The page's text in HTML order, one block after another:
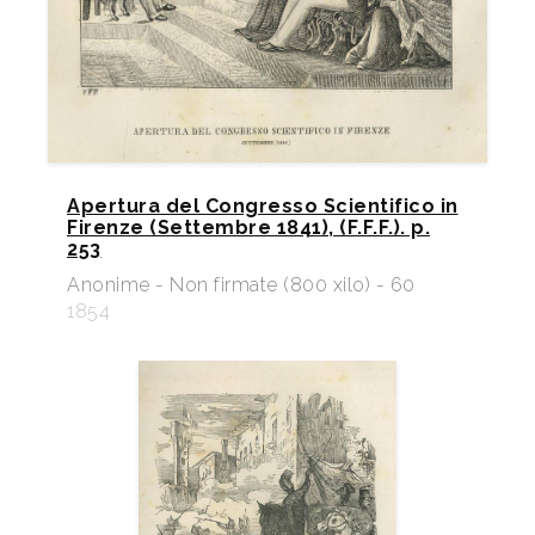
Apertura del Congresso Scientifico in
Firenze (Settembre 1841), (F.F.F.). p.
253
Anonime - Non firmate (800 xilo) - 60
1854